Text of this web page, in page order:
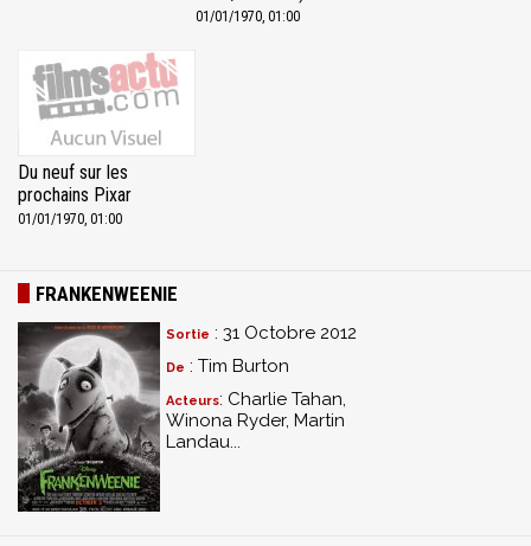
01/01/1970, 01:00
Du neuf sur les
prochains Pixar
01/01/1970, 01:00
FRANKENWEENIE
Sortie : 31 Octobre 2012
De : Tim Burton
Acteurs: Charlie Tahan,
Winona Ryder, Martin
Landau...